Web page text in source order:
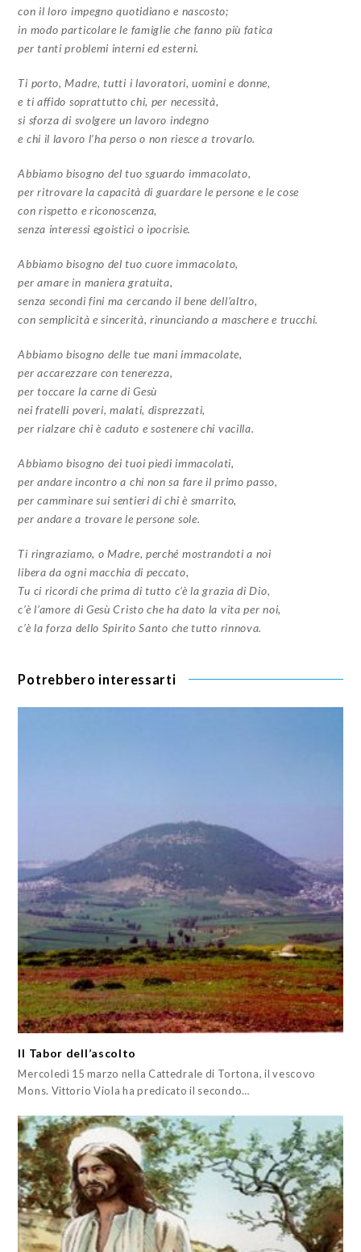
con il loro impegno quotidiano e nascosto;
in modo particolare le famiglie che fanno più fatica
per tanti problemi interni ed esterni.
Ti porto, Madre, tutti i lavoratori, uomini e donne,
e ti affido soprattutto chi, per necessità,
si sforza di svolgere un lavoro indegno
e chi il lavoro l’ha perso o non riesce a trovarlo.
Abbiamo bisogno del tuo sguardo immacolato,
per ritrovare la capacità di guardare le persone e le cose
con rispetto e riconoscenza,
senza interessi egoistici o ipocrisie.
Abbiamo bisogno del tuo cuore immacolato,
per amare in maniera gratuita,
senza secondi fini ma cercando il bene dell’altro,
con semplicità e sincerità, rinunciando a maschere e trucchi.
Abbiamo bisogno delle tue mani immacolate,
per accarezzare con tenerezza,
per toccare la carne di Gesù
nei fratelli poveri, malati, disprezzati,
per rialzare chi è caduto e sostenere chi vacilla.
Abbiamo bisogno dei tuoi piedi immacolati,
per andare incontro a chi non sa fare il primo passo,
per camminare sui sentieri di chi è smarrito,
per andare a trovare le persone sole.
Ti ringraziamo, o Madre, perché mostrandoti a noi
libera da ogni macchia di peccato,
Tu ci ricordi che prima di tutto c’è la grazia di Dio,
c’è l’amore di Gesù Cristo che ha dato la vita per noi,
c’è la forza dello Spirito Santo che tutto rinnova.
Potrebbero interessarti
Il Tabor dell’ascolto
Mercoledì 15 marzo nella Cattedrale di Tortona, il vescovo
Mons. Vittorio Viola ha predicato il secondo…